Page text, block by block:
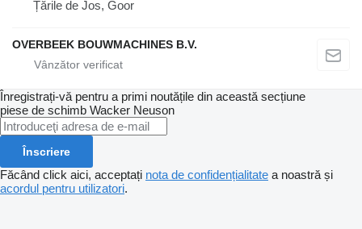
Țările de Jos, Goor
OVERBEEK BOUWMACHINES B.V.
Înregistrați-vă pentru a primi noutățile din această secțiune
piese de schimb Wacker Neuson
Înscriere
Făcând click aici, acceptați nota de confidențialitate a noastră și
acordul pentru utilizatori.